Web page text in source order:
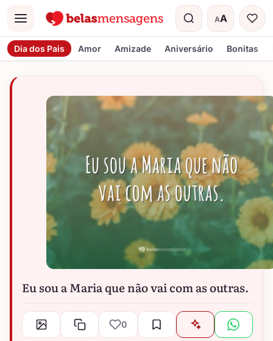
Menu AA
Tamanho do
Dia dos Pais Amor Amizade Aniversário Bonitas
Eu sou a Maria que não vai com as outras.
0